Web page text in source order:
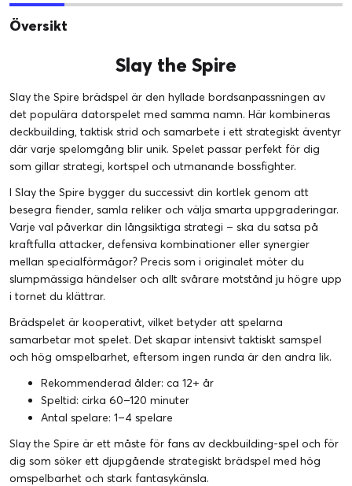
Översikt
Slay the Spire
Slay the Spire brädspel är den hyllade bordsanpassningen av
det populära datorspelet med samma namn. Här kombineras
deckbuilding, taktisk strid och samarbete i ett strategiskt äventyr
där varje spelomgång blir unik. Spelet passar perfekt för dig
som gillar strategi, kortspel och utmanande bossfighter.
I Slay the Spire bygger du successivt din kortlek genom att
besegra fiender, samla reliker och välja smarta uppgraderingar.
Varje val påverkar din långsiktiga strategi – ska du satsa på
kraftfulla attacker, defensiva kombinationer eller synergier
mellan specialförmågor? Precis som i originalet möter du
slumpmässiga händelser och allt svårare motstånd ju högre upp
i tornet du klättrar.
Brädspelet är kooperativt, vilket betyder att spelarna
samarbetar mot spelet. Det skapar intensivt taktiskt samspel
och hög omspelbarhet, eftersom ingen runda är den andra lik.
Rekommenderad ålder: ca 12+ år
Speltid: cirka 60–120 minuter
Antal spelare: 1–4 spelare
Slay the Spire är ett måste för fans av deckbuilding-spel och för
dig som söker ett djupgående strategiskt brädspel med hög
omspelbarhet och stark fantasykänsla.